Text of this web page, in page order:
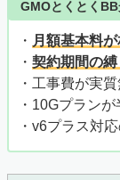
GMOとくとく
・ 月額基本料
・ 契約期間の
・工事費が実
・10Gプラン
・v6プラス対